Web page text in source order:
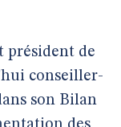
président de
conseiller-
son Bilan